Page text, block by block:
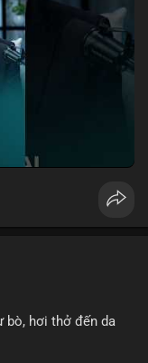
trọng trong thời
nơi tính chính xác
bò, hơi thở đến da